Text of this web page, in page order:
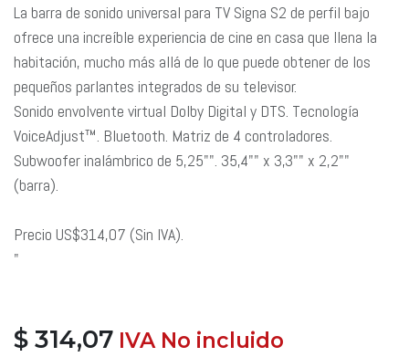
La barra de sonido universal para TV Signa S2 de perfil bajo
ofrece una increíble experiencia de cine en casa que llena la
habitación, mucho más allá de lo que puede obtener de los
pequeños parlantes integrados de su televisor.
Sonido envolvente virtual Dolby Digital y DTS. Tecnología
VoiceAdjust™. Bluetooth. Matriz de 4 controladores.
Subwoofer inalámbrico de 5,25"". 35,4"" x 3,3"" x 2,2""
(barra).
Precio US$314,07 (Sin IVA).
"
$ 314,07 ​ IVA No incluido